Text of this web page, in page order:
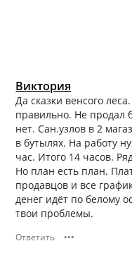
Виктория
Да сказки венсого
правильно. Не продал
нет. Сан.узлов в 2
в бутылях. На работу
час. Итого 14 часов.
Но план есть план.
продавцов и все
денег идёт по белому
твои проблемы.
Ответить •••